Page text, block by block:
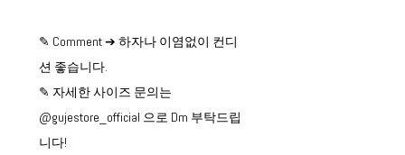
✎ Comment ➔ 하자나 이염없이 컨디
션 좋습니다.
✎ 자세한 사이즈 문의는
@gujestore_official 으로 Dm 부탁드립
니다!